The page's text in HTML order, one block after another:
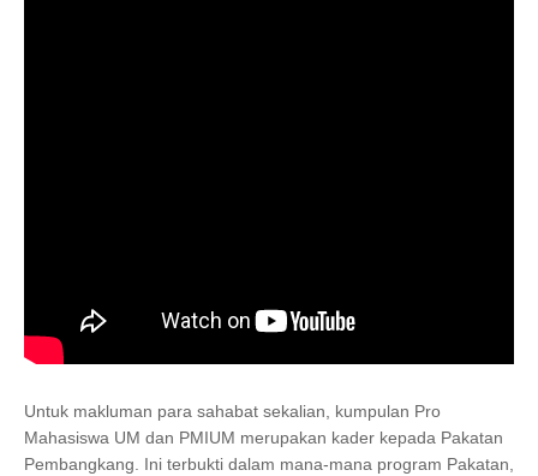
Untuk makluman para sahabat sekalian, kumpulan Pro
Mahasiswa UM dan PMIUM merupakan kader kepada Pakatan
Pembangkang. Ini terbukti dalam mana-mana program Pakatan,